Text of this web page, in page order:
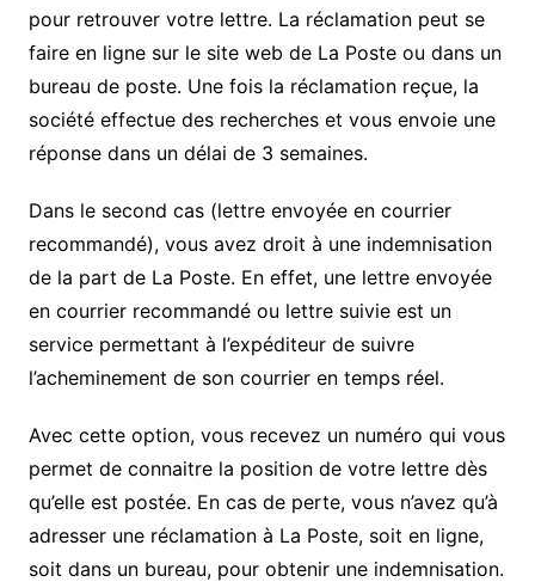
pour retrouver votre lettre. La réclamation peut se
faire en ligne sur le site web de La Poste ou dans un
bureau de poste. Une fois la réclamation reçue, la
société effectue des recherches et vous envoie une
réponse dans un délai de 3 semaines.
Dans le second cas (lettre envoyée en courrier
recommandé), vous avez droit à une indemnisation
de la part de La Poste. En effet, une lettre envoyée
en courrier recommandé ou lettre suivie est un
service permettant à l’expéditeur de suivre
l’acheminement de son courrier en temps réel.
Avec cette option, vous recevez un numéro qui vous
permet de connaitre la position de votre lettre dès
qu’elle est postée. En cas de perte, vous n’avez qu’à
adresser une réclamation à La Poste, soit en ligne,
soit dans un bureau, pour obtenir une indemnisation.